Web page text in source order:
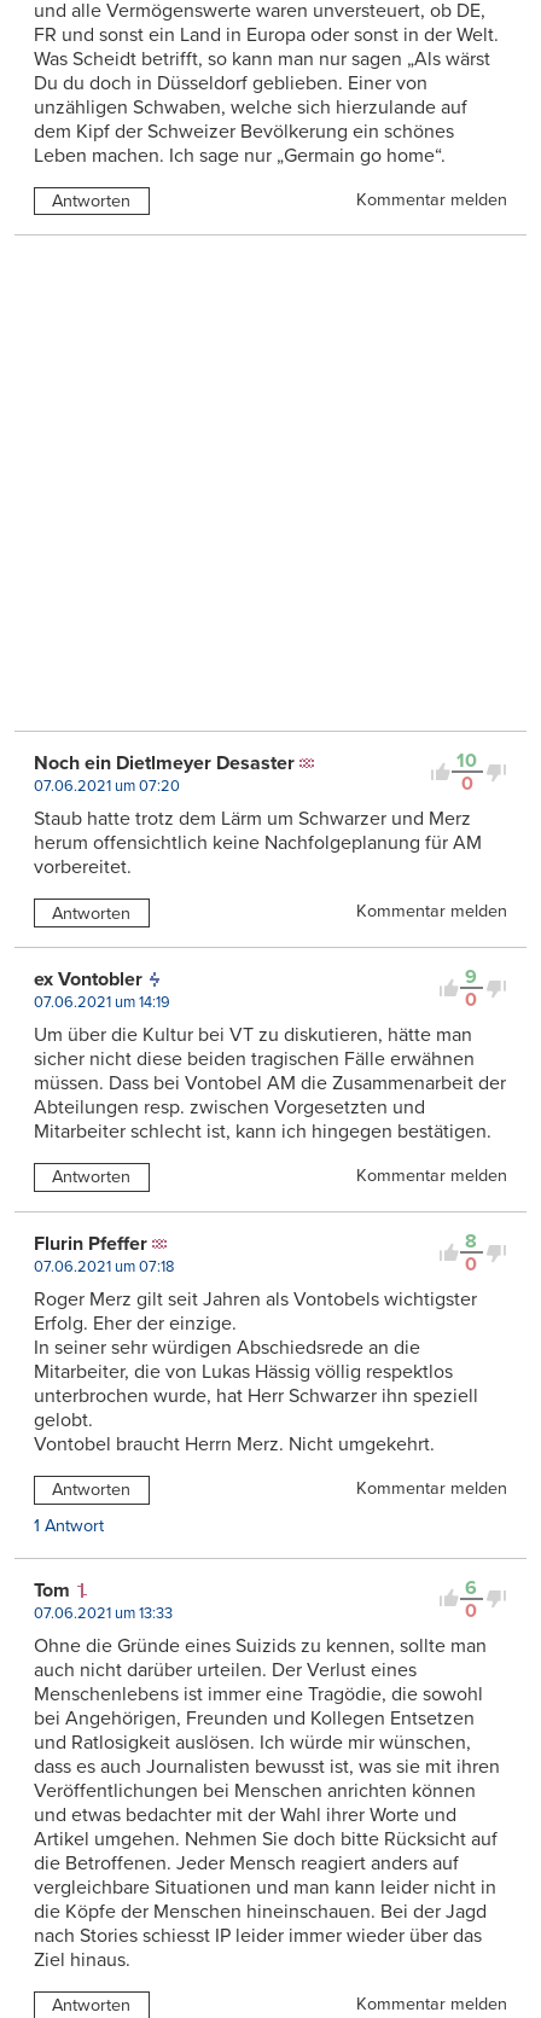
und alle Vermögenswerte waren unversteuert, ob DE,
FR und sonst ein Land in Europa oder sonst in der Welt.
Was Scheidt betrifft, so kann man nur sagen „Als wärst
Du du doch in Düsseldorf geblieben. Einer von
unzähligen Schwaben, welche sich hierzulande auf
dem Kipf der Schweizer Bevölkerung ein schönes
Leben machen. Ich sage nur „Germain go home“.
Antworten Kommentar melden
10
0
Noch ein Dietlmeyer Desaster
07.06.2021 um 07:20
Staub hatte trotz dem Lärm um Schwarzer und Merz
herum offensichtlich keine Nachfolgeplanung für AM
vorbereitet.
Antworten Kommentar melden
9
0
ex Vontobler
07.06.2021 um 14:19
Um über die Kultur bei VT zu diskutieren, hätte man
sicher nicht diese beiden tragischen Fälle erwähnen
müssen. Dass bei Vontobel AM die Zusammenarbeit der
Abteilungen resp. zwischen Vorgesetzten und
Mitarbeiter schlecht ist, kann ich hingegen bestätigen.
Antworten Kommentar melden
8
0
Flurin Pfeffer
07.06.2021 um 07:18
Roger Merz gilt seit Jahren als Vontobels wichtigster
Erfolg. Eher der einzige.
In seiner sehr würdigen Abschiedsrede an die
Mitarbeiter, die von Lukas Hässig völlig respektlos
unterbrochen wurde, hat Herr Schwarzer ihn speziell
gelobt.
Vontobel braucht Herrn Merz. Nicht umgekehrt.
Antworten
Kommentar melden
1 Antwort
6
0
Tom
07.06.2021 um 13:33
Ohne die Gründe eines Suizids zu kennen, sollte man
auch nicht darüber urteilen. Der Verlust eines
Menschenlebens ist immer eine Tragödie, die sowohl
bei Angehörigen, Freunden und Kollegen Entsetzen
und Ratlosigkeit auslösen. Ich würde mir wünschen,
dass es auch Journalisten bewusst ist, was sie mit ihren
Veröffentlichungen bei Menschen anrichten können
und etwas bedachter mit der Wahl ihrer Worte und
Artikel umgehen. Nehmen Sie doch bitte Rücksicht auf
die Betroffenen. Jeder Mensch reagiert anders auf
vergleichbare Situationen und man kann leider nicht in
die Köpfe der Menschen hineinschauen. Bei der Jagd
nach Stories schiesst IP leider immer wieder über das
Ziel hinaus.
Antworten Kommentar melden